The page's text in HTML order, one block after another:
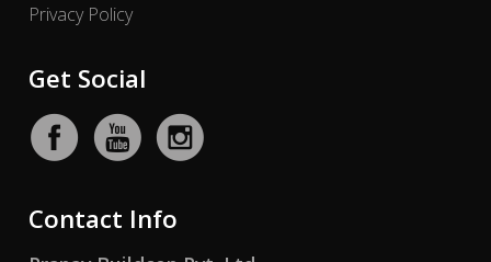
Privacy Policy
Get Social
Contact Info